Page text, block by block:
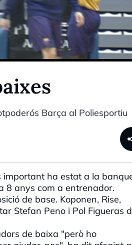
Barça al Poliesportiu
important ha estat a la
8 anys com a entrenador.
de base. Koponen, Rise,
Stefan Peno i Pol Figueras
de baixa "però ho